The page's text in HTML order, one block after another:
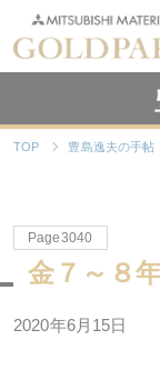
TOP 豊島逸夫の手帖
Page3040
金７～８
2020年6月15日